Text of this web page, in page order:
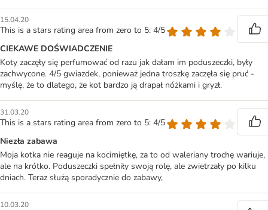
15.04.20
This is a stars rating area from zero to 5: 4/5
CIEKAWE DOŚWIADCZENIE
Koty zaczęły się perfumować od razu jak dałam im poduszeczki, były
zachwycone. 4/5 gwiazdek, ponieważ jedna troszkę zaczęła się pruć -
myślę, że to dlatego, że kot bardzo ją drapał nóżkami i gryzł.
31.03.20
This is a stars rating area from zero to 5: 4/5
Niezła zabawa
Moja kotka nie reaguje na kocimiętkę, za to od waleriany trochę wariuje,
ale na krótko. Poduszeczki spełniły swoją rolę, ale zwietrzały po kilku
dniach. Teraz służą sporadycznie do zabawy,
10.03.20